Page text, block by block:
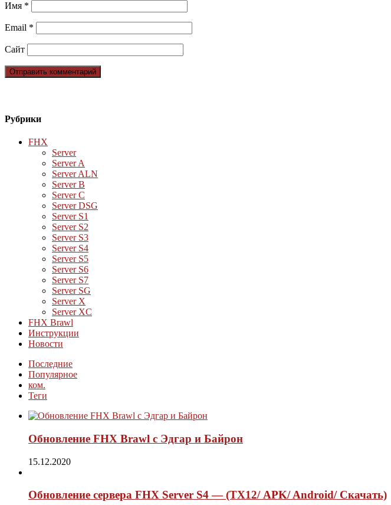
Имя *
Email *
Сайт
Рубрики
FHX
Server
Server A
Server ALN
Server B
Server C
Server DSG
Server S1
Server S2
Server S3
Server S4
Server S5
Server S6
Server S7
Server SG
Server X
Server XC
FHX Brawl
Инструкции
Новости
Последние
Популярное
ком.
Теги
Обновление FHX Brawl с Эдгар и Байрон
15.12.2020
Обновление сервера FHX Server S4 — (ТХ12/ APK/ Android/ Скачать)